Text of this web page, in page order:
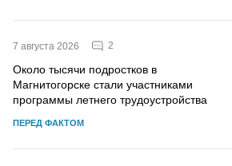
7 августа 2026 2
Около тысячи подростков в
Магнитогорске стали участниками
программы летнего трудоустройства
ПЕРЕД ФАКТОМ